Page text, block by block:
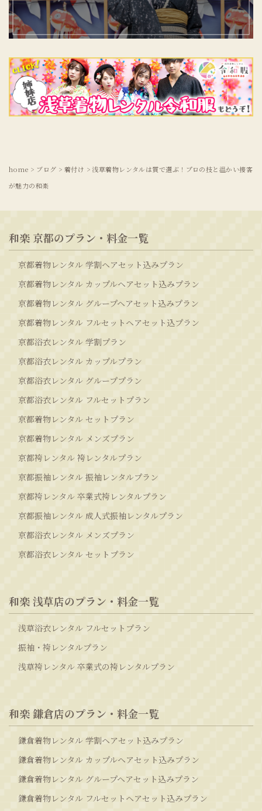
home > ブログ > 着付け >浅草着物レンタルは質で選ぶ！プロの技と温かい接客
が魅力の和楽
和楽 京都のプラン・料金一覧
京都着物レンタル 学割ヘアセット込みプラン
京都着物レンタル カップルヘアセット込みプラン
京都着物レンタル グループヘアセット込みプラン
京都着物レンタル フルセットヘアセット込プラン
京都浴衣レンタル 学割プラン
京都浴衣レンタル カップルプラン
京都浴衣レンタル グループプラン
京都浴衣レンタル フルセットプラン
京都着物レンタル セットプラン
京都着物レンタル メンズプラン
京都袴レンタル 袴レンタルプラン
京都振袖レンタル 振袖レンタルプラン
京都袴レンタル 卒業式袴レンタルプラン
京都振袖レンタル 成人式振袖レンタルプラン
京都浴衣レンタル メンズプラン
京都浴衣レンタル セットプラン
和楽 浅草店のプラン・料金一覧
浅草浴衣レンタル フルセットプラン
振袖・袴レンタルプラン
浅草袴レンタル 卒業式の袴レンタルプラン
和楽 鎌倉店のプラン・料金一覧
鎌倉着物レンタル 学割ヘアセット込みプラン
鎌倉着物レンタル カップルヘアセット込みプラン
鎌倉着物レンタル グループヘアセット込みプラン
鎌倉着物レンタル フルセットヘアセット込みプラン